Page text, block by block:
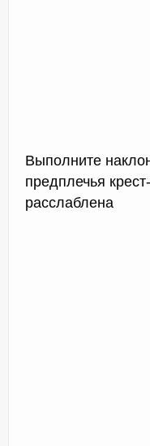
Выполните
предплечья
расслаблена